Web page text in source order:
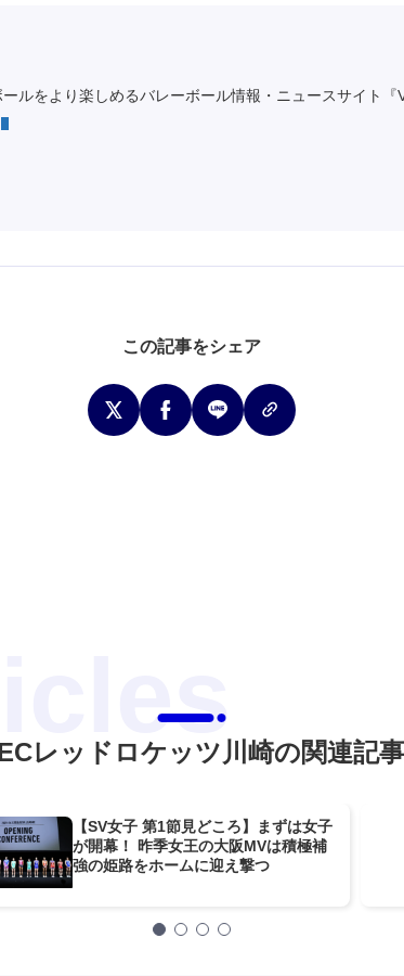
ルをより楽しめるバレーボール情報・ニュースサイト
この記事をシェア
レッドロケッツ川崎の関連記事
【SV女子 第1節見どころ】まずは女子
が開幕！ 昨季女王の大阪MVは積極補
強の姫路をホームに迎え撃つ